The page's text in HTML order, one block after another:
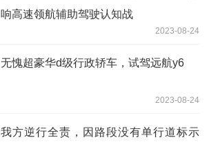
响高速领航辅助驾驶认知战
2023-08-24
无愧超豪华d级行政轿车，试驾远航y6
2023-08-24
我方逆行全责，因路段没有单行道标示